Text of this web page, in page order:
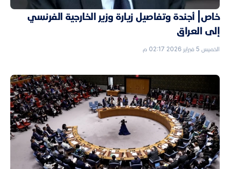
خاص| أجندة وتفاصيل زيارة وزير الخارجية الفرنسي
إلى العراق
الخميس 5 فبراير 2026 02:17 م